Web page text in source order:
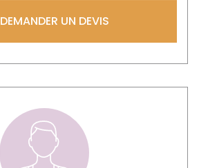
DEMANDER UN DEVIS